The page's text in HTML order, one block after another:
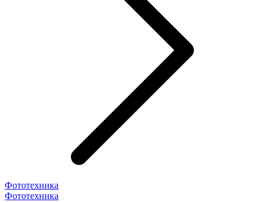
Фототехника
Фототехника